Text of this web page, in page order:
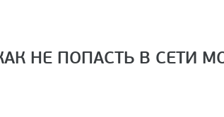
НЕ ПОПАСТЬ В СЕТИ